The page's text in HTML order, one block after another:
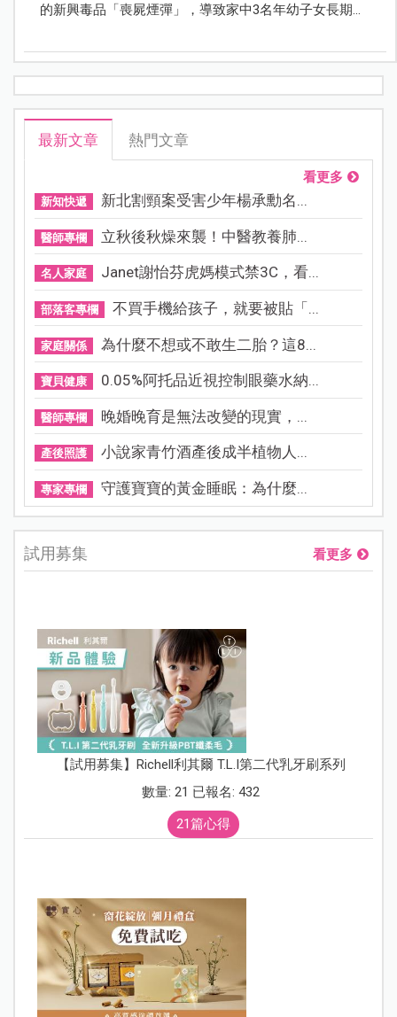
的新興毒品「喪屍煙彈」，導致家中3名年幼子女長期暴
性。
最新文章 熱門文章
看更多
新知快遞 新北割頸案受害少年楊承勳名...
醫師專欄 立秋後秋燥來襲！中醫教養肺...
名人家庭 Janet謝怡芬虎媽模式禁3C，看...
部落客專欄 不買手機給孩子，就要被貼「...
家庭關係 為什麼不想或不敢生二胎？這8...
寶貝健康 0.05%阿托品近視控制眼藥水納...
醫師專欄 晚婚晚育是無法改變的現實，...
產後照護 小說家青竹酒產後成半植物人...
專家專欄 守護寶寶的黃金睡眠：為什麼...
試用募集 看更多
【試用募集】Richell利其爾 T.L.I第二代乳牙刷系列
數量: 21 已報名: 432
21篇心得